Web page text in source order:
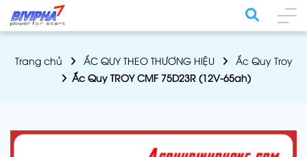
Trang chủ ẮC QUY THEO THƯƠNG HIỆU
Ắc Quy Troy
Ắc Quy TROY CMF 75D23R (12V-65ah)